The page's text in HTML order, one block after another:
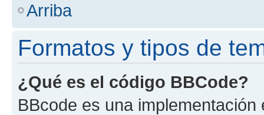
Arriba
Formatos y tipos de
¿Qué es el código BBCode?
BBcode es una